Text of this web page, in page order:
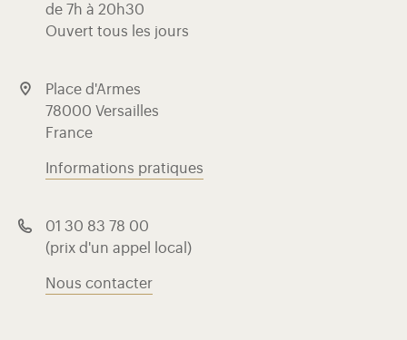
de 7h à 20h30
Ouvert tous les jours
Place d'Armes
78000 Versailles
France
Informations pratiques
01 30 83 78 00
(prix d'un appel local)
Nous contacter